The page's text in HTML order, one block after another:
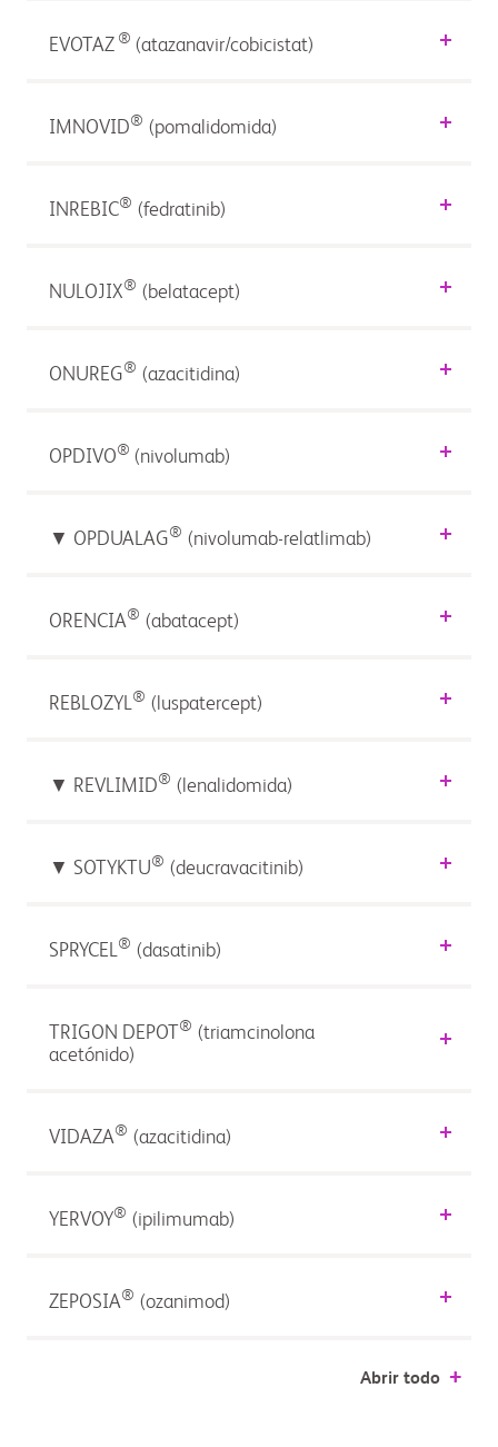
EVOTAZ ® (atazanavir/cobicistat)
IMNOVID® (pomalidomida)
INREBIC® (fedratinib)
NULOJIX® (belatacept)
ONUREG® (azacitidina)
OPDIVO® (nivolumab)
▼ OPDUALAG® (nivolumab-relatlimab)
ORENCIA® (abatacept)
REBLOZYL® (luspatercept)
▼ REVLIMID® (lenalidomida)
▼ SOTYKTU® (deucravacitinib)
SPRYCEL® (dasatinib)
TRIGON DEPOT ® (triamcinolona
acetónido)
VIDAZA® (azacitidina)
YERVOY® (ipilimumab)
ZEPOSIA® (ozanimod)
Abrir todo